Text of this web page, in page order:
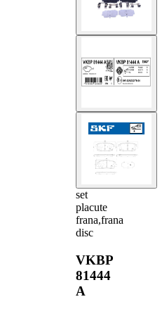
set
placute
frana,frana
disc
VKBP
81444
A